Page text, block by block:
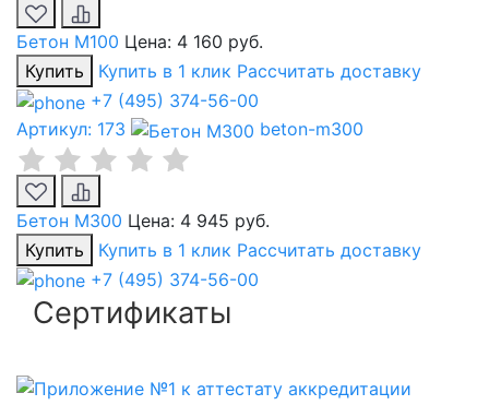
Бетон М100 Цена: 4 160 руб.
Купить
Купить в 1 клик Рассчитать доставку
+7 (495) 374-56-00
Артикул: 173
beton-m300
Бетон М300 Цена: 4 945 руб.
Купить
Купить в 1 клик Рассчитать доставку
+7 (495) 374-56-00
Сертификаты